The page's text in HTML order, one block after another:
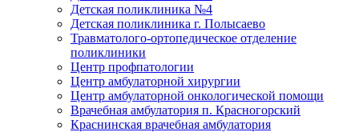
Детская поликлиника №4
Детская поликлиника г. Полысаево
Травматолого-ортопедическое отделение
поликлиники
Центр профпатологии
Центр амбулаторной хирургии
Центр амбулаторной онкологической помощи
Врачебная амбулатория п. Красногорский
Краснинская врачебная амбулатория